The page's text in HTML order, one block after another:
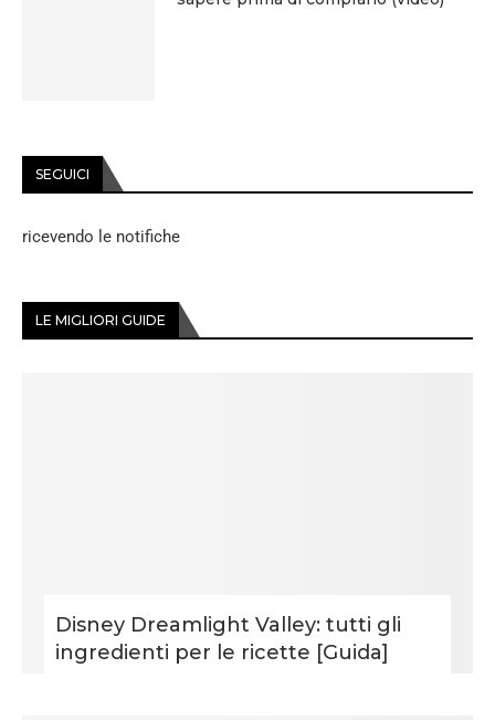
SEGUICI
ricevendo le notifiche
LE MIGLIORI GUIDE
Disney Dreamlight Valley: tutti gli
ingredienti per le ricette [Guida]